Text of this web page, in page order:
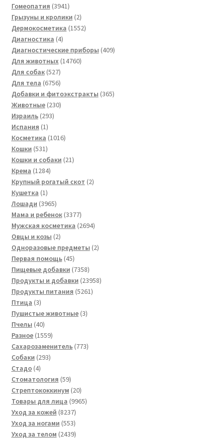
Гомеопатия 39413941
товар
Грызуны и кролики 22
товара
Дермокосметика 15521552
Диагностика 44
товара
Диагностические приборы 409409
Для животных 1476014760
Для собак 527527
товаров
Для тела 67566756
товаров
Добавки и фитоэкстракты 365365
Животные 230230
Израиль 293293
Испания 11
товар
Косметика 10161016
Кошки 531531
товар
Кошки и собаки 2121
Крема 12841284
товара
Крупный рогатый скот 22
Кушетка 11
товар
Лошади 39653965
товаров
Мама и ребенок 33773377
товаров
Мужская косметика 26942694
Овцы и козы 22
товара
Одноразовые предметы 22
Первая помощь 4545
товаров
Пищевые добавки 73587358
товаров
Продукты и добавки 2395823958
Продукты питания 52615261
Птица 33
товара
Пушистые животные 33
Пчелы 4040
товаров
Разное 15591559
товаров
Сахарозаменитель 773773
Собаки 293293
Стадо 44
товара
Стоматология 5959
товаров
Стрептококкинум 2020
товаров
Товары для лица 99659965
Уход за кожей 82378237
товаров
Уход за ногами 553553
товара
Уход за телом 24392439